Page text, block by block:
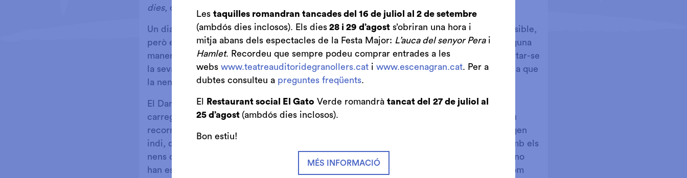
dies, de Jules Verne, el llibre que el seu pare, el Daniel, li llegeix cada nit.
Un dia, la Sara li demana al seu pare que organitzi un gran viatge. Ell li diu que no és possible,
però ella li respon que hi ha moltes formes de viatjar, i que segur que acabarà trobant alguna
manera. Les vacances d’estiu s’apropen, i el Daniel se sent molt trist per no poder emportar-se
la seva filla de viatge. Però una nit, parlant amb l’àvia de la Sara, se’ls acudeix un pla per a que
la nena pugui fer la volta al món sense sortir de l’edifici.
El Daniel li dirà a la Sara que se’n van de viatge. Faran els preparatius i sortiran de casa
carregats de maletes. Però el que faran és agafar un tren de rodalies i, després d’un breu
recorregut, tornar al mateix edifici on viuen i dirigir-se a l’apartament d’una família d’origen
indi, que els rebrà tot fingint que es troben en el seu país d’origen. Allà, la Sara jugarà amb els
nens de la casa, que li explicaran tota mena d’històries meravelloses d’un lloc en el qual no
han estat mai, però sobre el qual els agrada fantasiejar. I a la nit, la mare els explicarà, com
Les taquilles romandran tancades del 16 de juliol al 2 de setembre
(ambdós dies inclosos). Els dies 28 i 29 d’agost s’obriran una hora i
mitja abans dels espectacles de la Festa Major: L’auca del senyor Perai
Hamlet. Recordeu que sempre podeu comprar entrades a les
webs www.teatreauditoridegranollers.cat i www.escenagran.cat. Per a
dubtes consulteu a preguntes freqüents.
El Restaurant social El Gato Verde romandrà tancat del 27 de juliol al
25 d’agost (ambdós dies inclosos).
Bon estiu!
MÉS INFORMACIÓ